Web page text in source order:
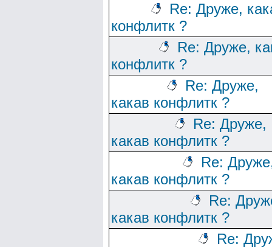
Re: Друже,
конфлитк ?
Re: Друже,
конфлитк ?
Re: Друже,
какав конфлитк ?
Re: Друже,
какав конфлитк ?
Re:
какав конфлитк ?
Re:
какав конфлитк ?
Re: